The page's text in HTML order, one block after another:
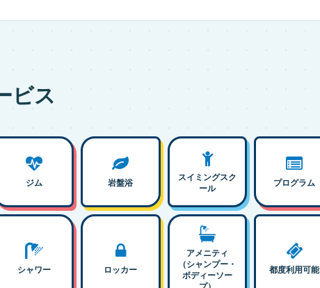
ビス
ジム 岩盤浴
スイミングスク
ール
プログラム
シャワー ロッカー
アメニティ
（シャンプー・
ボディーソー
都度利用可能